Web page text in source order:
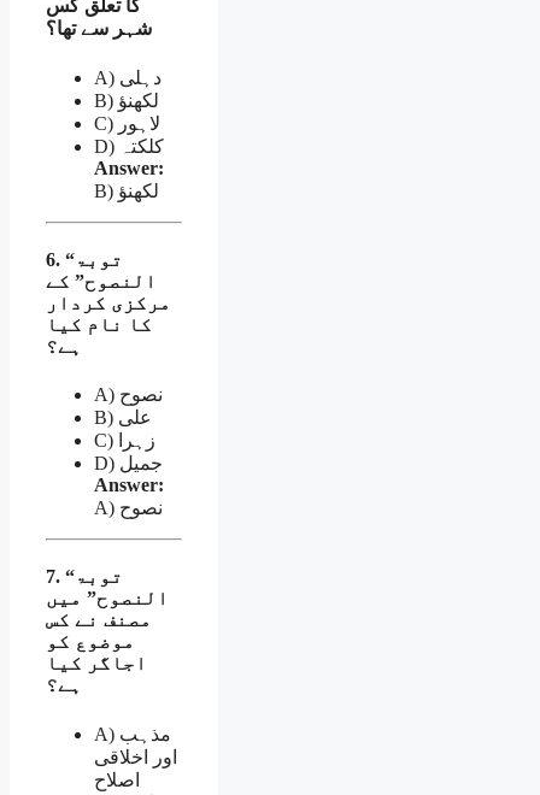
کا تعلق کس
شہر سے تھا؟
A) دہلی
B) لکھنؤ
C) لاہور
D) کلکتہ
Answer:
B) لکھنؤ
6. “توبۃ
النصوح” کے
مرکزی کردار
کا نام کیا
ہے؟
A) نصوح
B) علی
C) زہرا
D) جمیل
Answer:
A) نصوح
7. “توبۃ
النصوح” میں
مصنف نے کس
موضوع کو
اجاگر کیا
ہے؟
A) مذہب
اور اخلاقی
اصلاح